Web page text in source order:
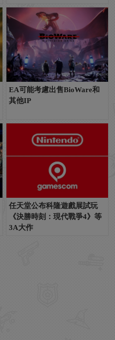
EA可能考慮出售BioWare和
其他IP
任天堂公布科隆遊戲展試玩
《決勝時刻：現代戰爭4》等
3A大作